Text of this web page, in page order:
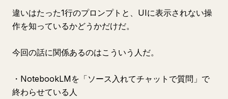
違いはたった1行のプロンプトと、UIに表示されない操
作を知っているかどうかだけだ。
今回の話に関係あるのはこういう人だ。
・NotebookLMを「ソース入れてチャットで質問」で
終わらせている人